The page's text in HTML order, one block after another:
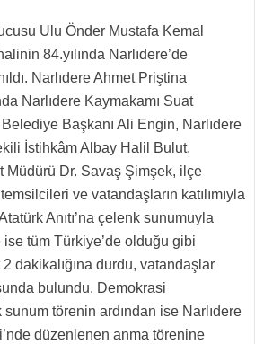
Ulu Önder Mustafa Kemal
84.yılında Narlıdere’de
Narlıdere Ahmet Priştina
Narlıdere Kaymakamı Suat
Başkanı Ali Engin, Narlıdere
İstihkâm Albay Halil Bulut,
Müdürü Dr. Savaş Şimşek, ilçe
ve vatandaşların katılımıyla
Anıtı’na çelenk sunumuyla
ise tüm Türkiye’de olduğu gibi
2 dakikalığına durdu, vatandaşlar
bulundu. Demokrasi
sunum törenin ardından ise Narlıdere
düzenlenen anma törenine